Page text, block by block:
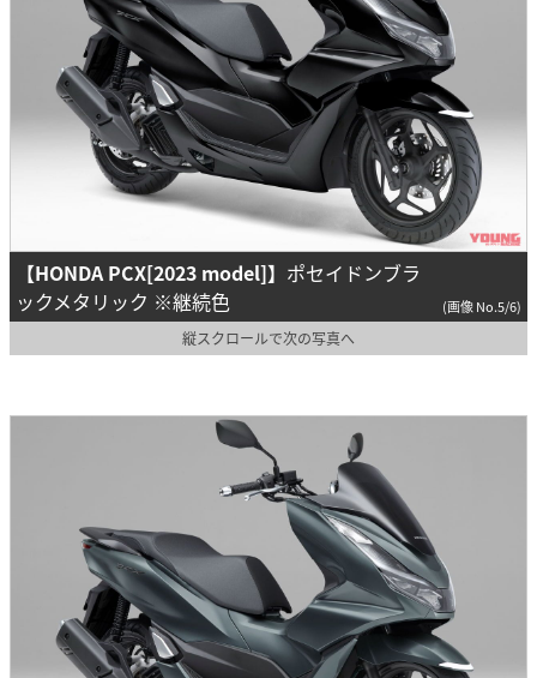
【HONDA PCX[2023 model]】 ポセイドンブラ
ックメタリック ※継続色
(画像 No.5/6)
縦スクロールで次の写真へ